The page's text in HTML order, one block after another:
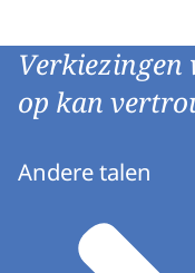
Verkiezingen
op kan
Andere talen